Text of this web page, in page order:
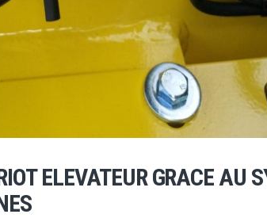
ELEVATEUR GRACE AU